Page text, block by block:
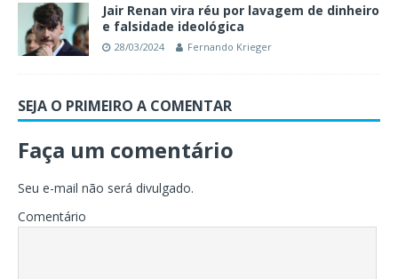
Jair Renan vira réu por lavagem de dinheiro
e falsidade ideológica
28/03/2024 Fernando Krieger
SEJA O PRIMEIRO A COMENTAR
Faça um comentário
Seu e-mail não será divulgado.
Comentário